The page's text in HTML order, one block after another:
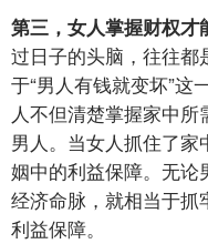
第三，女人掌握财权才
过日子的头脑，往往都
于“男人有钱就变坏”这
人不但清楚掌握家中
男人。当女人抓住了
姻中的利益保障。无论
经济命脉，就相当于抓
利益保障。